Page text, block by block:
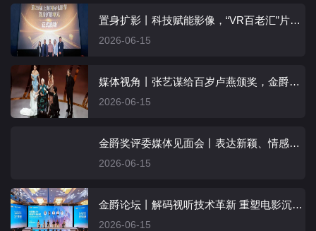
置身扩影丨科技赋能影像，“VR百老汇”片单首发
2026-06-15
媒体视角丨张艺谋给百岁卢燕颁奖，金爵盛典上的电影精神传承不息
2026-06-15
金爵奖评委媒体见面会丨表达新颖、情感真挚，才能让作品直抵人心
2026-06-15
金爵论坛丨解码视听技术革新 重塑电影沉浸体验
2026-06-15